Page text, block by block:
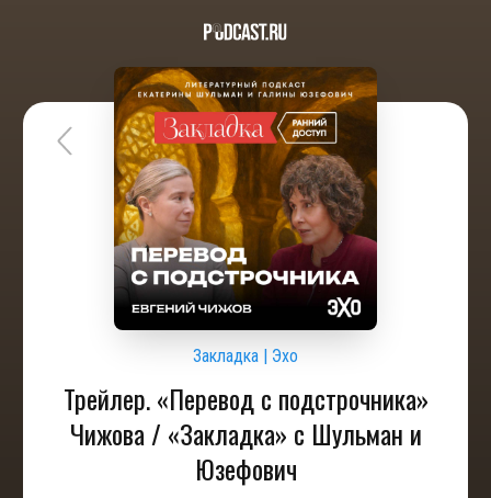
Закладка | Эхо
Трейлер. «Перевод с подстрочника»
Чижова / «Закладка» с Шульман и
Юзефович